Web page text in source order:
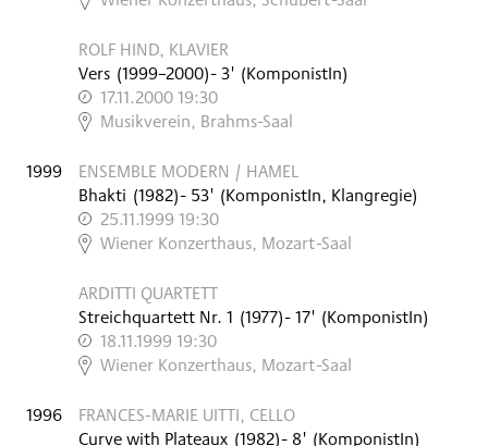
ROLF HIND, KLAVIER
Vers (1999–2000)- 3' (KomponistIn)
17.11.2000 19:30
,
Musikverein, Brahms-Saal
1999
ENSEMBLE MODERN / HAMEL
Bhakti (1982)- 53' (KomponistIn, Klangregie)
25.11.1999 19:30
,
Wiener Konzerthaus, Mozart-Saal
ARDITTI QUARTETT
Streichquartett Nr. 1 (1977)- 17' (KomponistIn)
18.11.1999 19:30
,
Wiener Konzerthaus, Mozart-Saal
1996
FRANCES-MARIE UITTI, CELLO
Curve with Plateaux (1982)- 8' (KomponistIn)